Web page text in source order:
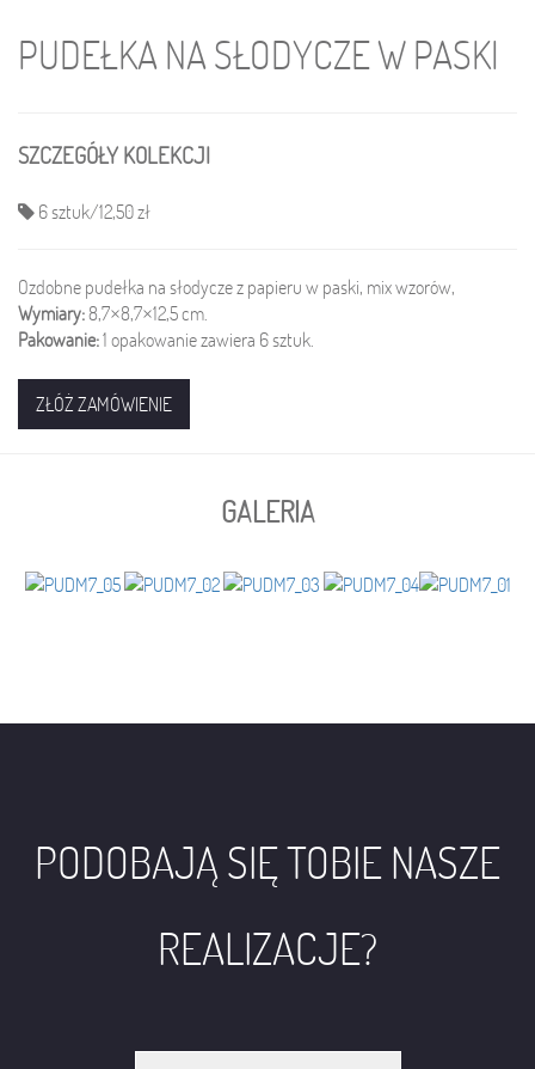
PUDEŁKA NA SŁODYCZE W PASKI
SZCZEGÓŁY KOLEKCJI
6 sztuk/12,50 zł
Ozdobne pudełka na słodycze z papieru w paski, mix wzorów,
Wymiary:8,7×8,7×12,5 cm.
Pakowanie:1 opakowanie zawiera 6 sztuk.
ZŁÓŻ ZAMÓWIENIE
GALERIA
PODOBAJĄ SIĘ TOBIE NASZE
REALIZACJE?